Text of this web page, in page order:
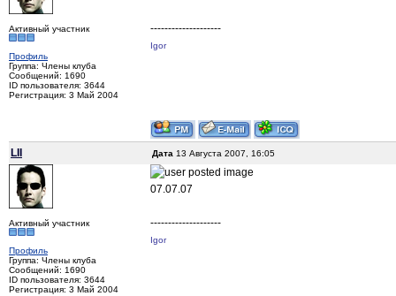
Активный участник
Профиль
Группа: Члены клуба
Сообщений: 1690
ID пользователя: 3644
Регистрация: 3 Май 2004
--------------------
Igor
LII Дата 13 Августа 2007, 16:05
Активный участник
Профиль
Группа: Члены клуба
Сообщений: 1690
ID пользователя: 3644
Регистрация: 3 Май 2004
07.07.07
--------------------
Igor